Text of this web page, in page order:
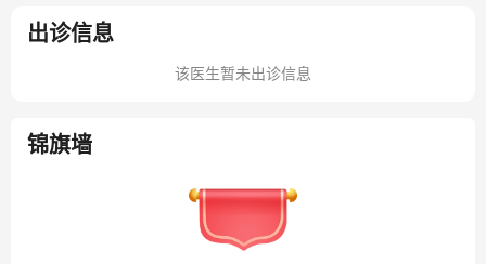
出诊信息
该医生暂未出诊信息
锦旗墙